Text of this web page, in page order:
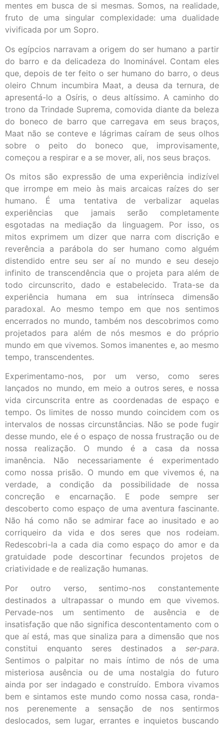
mentes em busca de si mesmas. Somos, na realidade,
fruto de uma singular complexidade: uma dualidade
vivificada por um Sopro.
Os egípcios narravam a origem do ser humano a partir
do barro e da delicadeza do Inominável. Contam eles
que, depois de ter feito o ser humano do barro, o deus
oleiro Chnum incumbira Maat, a deusa da ternura, de
apresentá-lo a Osíris, o deus altíssimo. A caminho do
trono da Trindade Suprema, comovida diante da beleza
do boneco de barro que carregava em seus braços,
Maat não se conteve e lágrimas caíram de seus olhos
sobre o peito do boneco que, improvisamente,
começou a respirar e a se mover, ali, nos seus braços.
Os mitos são expressão de uma experiência indizível
que irrompe em meio às mais arcaicas raízes do ser
humano. É uma tentativa de verbalizar aquelas
experiências que jamais serão completamente
esgotadas na mediação da linguagem. Por isso, os
mitos exprimem um dizer que narra com discrição e
reverência a parábola do ser humano como alguém
distendido entre seu ser aí no mundo e seu desejo
infinito de transcendência que o projeta para além de
todo circunscrito, dado e estabelecido. Trata-se da
experiência humana em sua intrínseca dimensão
paradoxal. Ao mesmo tempo em que nos sentimos
encerrados no mundo, também nos descobrimos como
projetados para além de nós mesmos e do próprio
mundo em que vivemos. Somos imanentes e, ao mesmo
tempo, transcendentes.
Experimentamo-nos, por um verso, como seres
lançados no mundo, em meio a outros seres, e nossa
vida circunscrita entre as coordenadas de espaço e
tempo. Os limites de nosso mundo coincidem com os
intervalos de nossas circunstâncias. Não se pode fugir
desse mundo, ele é o espaço de nossa frustração ou de
nossa realização. O mundo é a casa da nossa
imanência. Não necessariamente é experimentado
como nossa prisão. O mundo em que vivemos é, na
verdade, a condição da possibilidade de nossa
concreção e encarnação. E pode sempre ser
descoberto como espaço de uma aventura fascinante.
Não há como não se admirar face ao inusitado e ao
corriqueiro da vida e dos seres que nos rodeiam.
Redescobri-la a cada dia como espaço do amor e da
gratuidade pode descortinar fecundos projetos de
criatividade e de realização humanas.
Por outro verso, sentimo-nos constantemente
destinados a ultrapassar o mundo em que vivemos.
Pervade-nos um sentimento de ausência e de
insatisfação que não significa descontentamento com o
que aí está, mas que sinaliza para a dimensão que nos
constitui enquanto seres destinados a ser-para.
Sentimos o palpitar no mais íntimo de nós de uma
misteriosa ausência ou de uma nostalgia do futuro
ainda por ser indagado e construído. Embora vivamos
bem e sintamos este mundo como nossa casa, ronda-
nos perenemente a sensação de nos sentirmos
deslocados, sem lugar, errantes e inquietos buscando